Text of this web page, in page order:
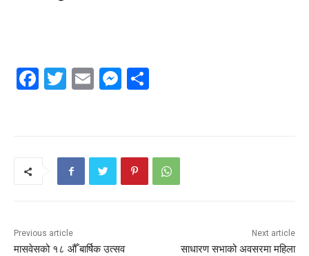
Facebook
Twitter
EmailMessenger
Previous article
मासवेसको १८ औँ बार्षिक उत्सव
Next article
साधारण सभाको अवसरमा महिला